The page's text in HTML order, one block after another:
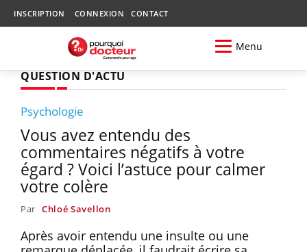
INSCRIPTION CONNEXION CONTACT
Menu
QUESTION D'ACTU
Psychologie
Vous avez entendu des
commentaires négatifs à votre
égard ? Voici l’astuce pour calmer
votre colère
Par Chloé Savellon
Après avoir entendu une insulte ou une